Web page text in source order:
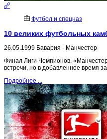
Футбол и спецназ
10 великих футбольных
26.05.1999 Бавария - Манчестер
Финал Лиги Чемпионов.
встречи, но в добавленное время
Подробнее ...